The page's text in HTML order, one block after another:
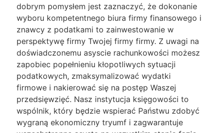
dobrym pomysłem jest zaznaczyć, że dokonanie
wyboru kompetentnego biura firmy finansowego i
znawcy z podatkami to zainwestowanie w
perspektywę firmy Twojej firmy firmy. Z uwagi na
doświadczonemu asyscie rachunkowości możesz
zapobiec popełnieniu kłopotliwych sytuacji
podatkowych, zmaksymalizować wydatki
firmowe i nakierować się na postęp Waszej
przedsięwzięć. Nasz instytucja księgowości to
wspólnik, który będzie wspierać Państwu zdobyć
wygraną ekonomiczny tryumf i zagwarantuje